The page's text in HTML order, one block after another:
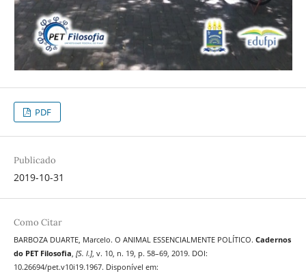
PDF
Publicado
2019-10-31
Como Citar
BARBOZA DUARTE, Marcelo. O ANIMAL ESSENCIALMENTE POLÍTICO. Cadernos
do PET Filosofia [S. l.], v. 10, n. 19, p. 58–69, 2019. DOI:
10.26694/pet.v10i19.1967. Disponível em: